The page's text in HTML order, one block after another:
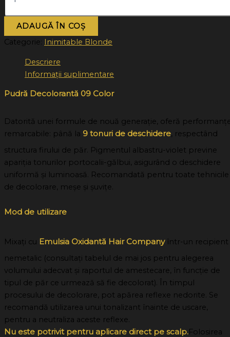
ADAUGĂ ÎN COȘ
Categorie: Inimitable Blonde
Descriere
Informații suplimentare
Pudră Decolorantă 09 Color
Datorită unei formule de nouă generație, oferă
remarcabile: până la 9 tonuri de deschidere, respectând
structura firului de păr. Pigmentul albastru-violet previne
apariția tonurilor portocalii-gălbui, asigurând o deschidere
uniformă și luminoasă. Recomandată pentru toate tehnicile
de decolorare, meșe și șuvițe.
Mod de utilizare
Mixați cu Emulsia Oxidantă Hair Companyîntr-un recipient
nemetalic (consultați tabelul de mai jos pentru alegerea
volumului adecvat și raportul de amestecare, în funcție de
tipul de păr ce urmează să fie decolorat). În timpul
procesului de decolorare, pot apărea reflexe nedorite. Se
recomandă utilizarea unui tonalizant înainte de uscare,
pentru a neutraliza aceste reflexe.
Nu este potrivit pentru aplicare direct pe scalp.Folosirea